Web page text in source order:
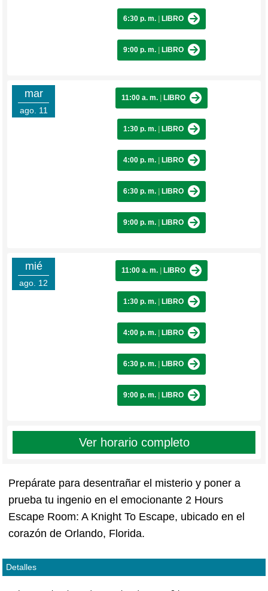
6:30 p. m. LIBRO
9:00 p. m. LIBRO
mar
ago. 11
11:00 a. m. LIBRO
1:30 p. m. LIBRO
4:00 p. m. LIBRO
6:30 p. m. LIBRO
9:00 p. m. LIBRO
mié
ago. 12
11:00 a. m. LIBRO
1:30 p. m. LIBRO
4:00 p. m. LIBRO
6:30 p. m. LIBRO
9:00 p. m. LIBRO
Ver horario completo
Prepárate para desentrañar el misterio y poner a
prueba tu ingenio en el emocionante 2 Hours
Escape Room: A Knight To Escape, ubicado en el
corazón de Orlando, Florida.
Detalles